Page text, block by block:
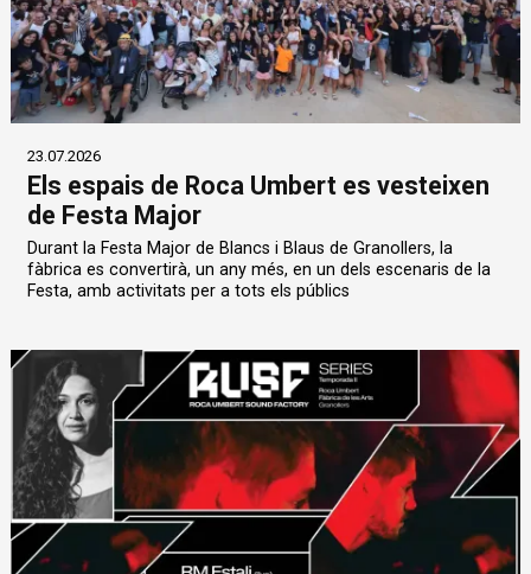
23.07.2026
Els espais de Roca Umbert es vesteixen
de Festa Major
Durant la Festa Major de Blancs i Blaus de Granollers, la
fàbrica es convertirà, un any més, en un dels escenaris de la
Festa, amb activitats per a tots els públics